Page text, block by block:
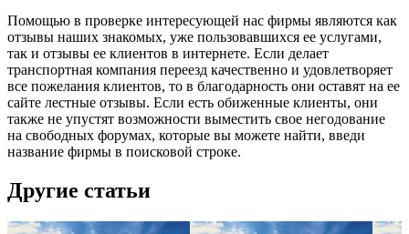
Помощью в проверке интересующей нас фирмы являются как
отзывы наших знакомых, уже пользовавшихся ее услугами,
так и отзывы ее клиентов в интернете. Если делает
транспортная компания переезд качественно и удовлетворяет
все пожелания клиентов, то в благодарность они оставят на ее
сайте лестные отзывы. Если есть обиженные клиенты, они
также не упустят возможности выместить свое негодование
на свободных форумах, которые вы можете найти, введи
название фирмы в поисковой строке.
Другие статьи